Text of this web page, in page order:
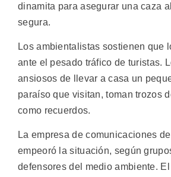
dinamita para asegurar una caza
segura.
Los ambientalistas sostienen que
ante el pesado tráfico de turistas.
ansiosos de llevar a casa un
paraíso que visitan, toman trozos
como recuerdos.
La empresa de comunicaciones
empeoró la situación, según
defensores del medio ambiente.